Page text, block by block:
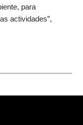
para
actividades”,